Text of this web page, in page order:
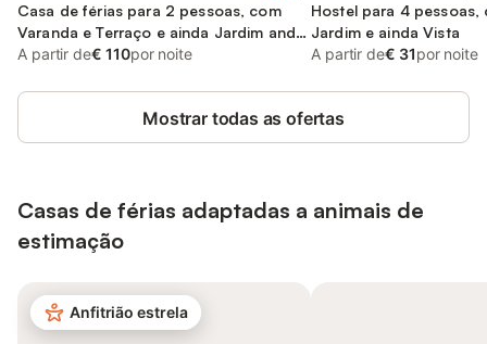
Viana do Castelo
Casa de férias para 2 pessoas, com
Varanda e Terraço e ainda Jardim and
Piscina
A partir de€ 110por noite
Viana do Castelo
Hostel para 4 pessoas,
Jardim e ainda Vista
A partir de€ 31por noite
Mostrar todas as ofertas
Casas de férias adaptadas a animais de
estimação
Anfitrião estrela